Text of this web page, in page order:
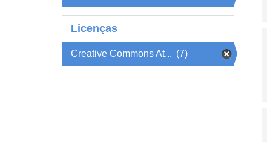
Licenças
Creative Commons At... (7)